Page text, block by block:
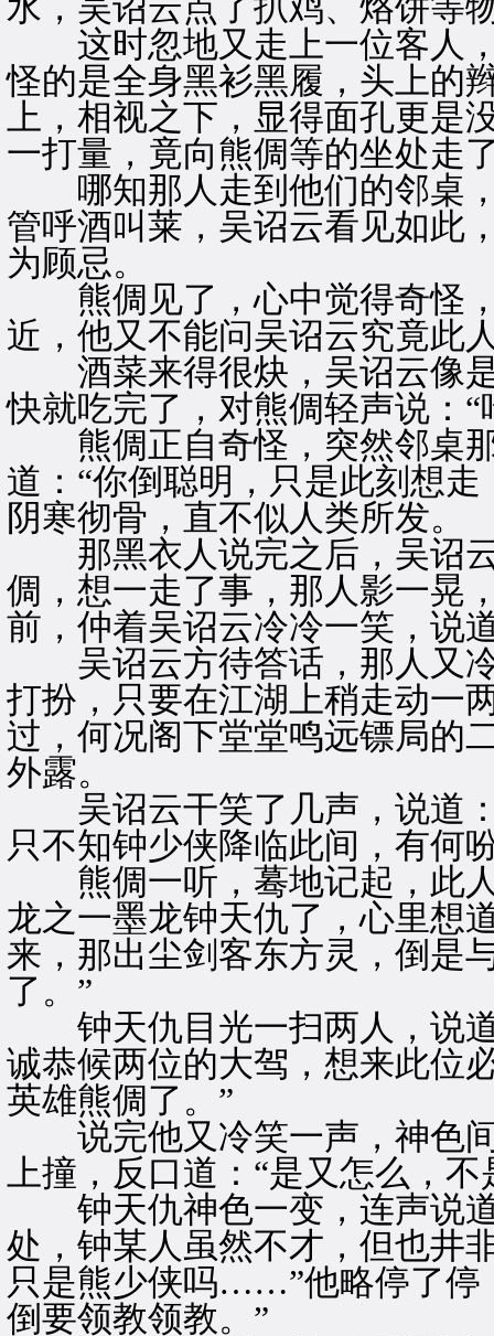
水，吴诏云点了扒鸡、烙饼等
这时忽地又走上一位客人，
怪的是全身黑衫黑履，头上的
上，相视之下，显得面孔更是
一打量，竟向熊倜等的坐处走
哪知那人走到他们的邻桌，
管呼酒叫莱，吴诏云看见如此
为顾忌。
熊倜见了，心中觉得奇怪，
近，他又不能问吴诏云究竟此
酒菜来得很炔，吴诏云像是
快就吃完了，对熊倜轻声说：
熊倜正自奇怪，突然邻桌那
道：“你倒聪明，只是此刻想
阴寒彻骨，直不似人类所发。
那黑衣人说完之后，吴诏云
倜，想一走了事，那人影一晃
前，仲着吴诏云冷冷一笑，说
吴诏云方待答话，那人又冷
打扮，只要在江湖上稍走动一
过，何况阁下堂堂鸣远镖局的
外露。
吴诏云干笑了几声，说道：
只不知钟少侠降临此间，有何
熊倜一听，蓦地记起，此人
龙之一墨龙钟天仇了，心里想
来，那出尘剑客东方灵，倒是
了。”
钟天仇目光一扫两人，说道
诚恭候两位的大驾，想来此位
英雄熊倜了。”
说完他又冷笑一声，神色间
上撞，反口道：“是又怎么，
钟天仇神色一变，连声说道
处，钟某人虽然不才，但也井
只是熊少侠吗……”他略停了停
倒要领教领教。”